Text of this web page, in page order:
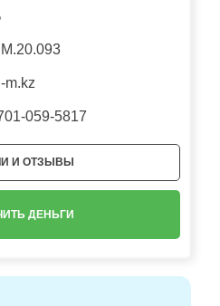
m.kz
059-5817
И ОТЗЫВЫ
ДЕНЬГИ